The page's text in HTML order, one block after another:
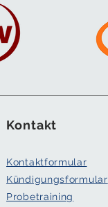
Kontakt
Kontaktformular
Kündigungsformular
Probetraining